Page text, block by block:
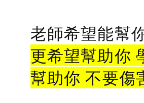
老師希望能幫
更希望幫助你
幫助你 不要傷